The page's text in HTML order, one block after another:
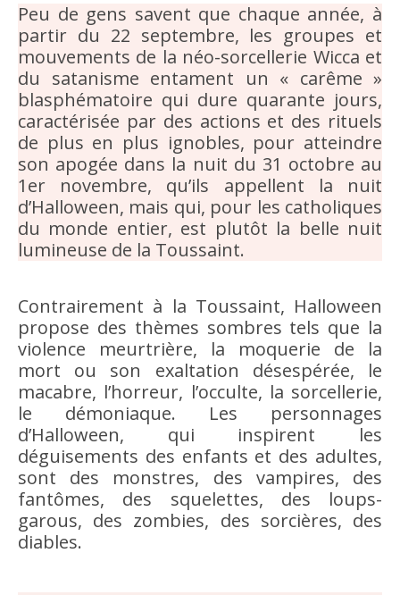
Peu de gens savent que chaque année, à
partir du 22 septembre, les groupes et
mouvements de la néo-sorcellerie Wicca et
du satanisme entament un « carême »
blasphématoire qui dure quarante jours,
caractérisée par des actions et des rituels
de plus en plus ignobles, pour atteindre
son apogée dans la nuit du 31 octobre au
1er novembre, qu’ils appellent la nuit
d’Halloween, mais qui, pour les catholiques
du monde entier, est plutôt la belle nuit
lumineuse de la Toussaint.
Contrairement à la Toussaint, Halloween
propose des thèmes sombres tels que la
violence meurtrière, la moquerie de la
mort ou son exaltation désespérée, le
macabre, l’horreur, l’occulte, la sorcellerie,
le démoniaque. Les personnages
d’Halloween, qui inspirent les
déguisements des enfants et des adultes,
sont des monstres, des vampires, des
fantômes, des squelettes, des loups-
garous, des zombies, des sorcières, des
diables.